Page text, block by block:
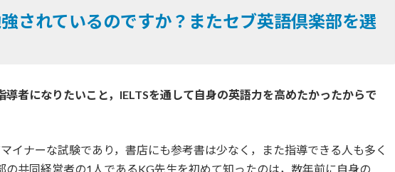
されているのですか？またセブ英語倶楽部を選
者になりたいこと，IELTSを通して自身の英語力を高めたかったからで
イナーな試験であり，書店にも参考書は少なく，また指導できる人も多く
の共同経営者の1人であるKG先生を初めて知ったのは，数年前に自身の